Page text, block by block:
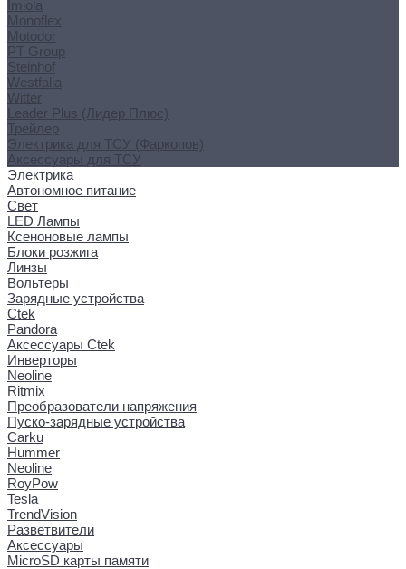
Imiola
Monoflex
Motodor
PT Group
Steinhof
Westfalia
Witter
Leader Plus (Лидер Плюс)
Трейлер
Электрика для ТСУ (Фаркопов)
Аксессуары для ТСУ
Электрика
Автономное питание
Свет
LED Лампы
Ксеноновые лампы
Блоки розжига
Линзы
Вольтеры
Зарядные устройства
Ctek
Pandora
Аксессуары Ctek
Инверторы
Neoline
Ritmix
Преобразователи напряжения
Пуско-зарядные устройства
Carku
Hummer
Neoline
RoyPow
Tesla
TrendVision
Разветвители
Аксессуары
MicroSD карты памяти